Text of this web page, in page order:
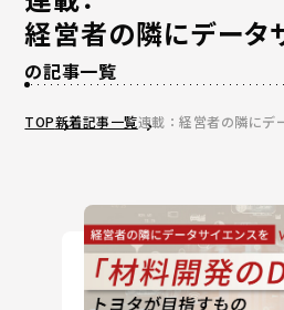
経営者の隣にデータ
の記事一覧
TOP新着記事一覧連載：経営者の隣にデ